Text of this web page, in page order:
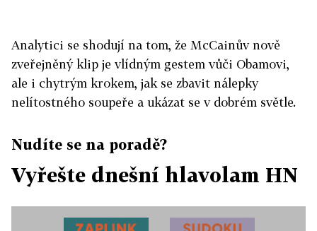
Analytici se shodují na tom, že McCainův nově
zveřejněný klip je vlídným gestem vůči Obamovi,
ale i chytrým krokem, jak se zbavit nálepky
nelítostného soupeře a ukázat se v dobrém světle.
Nudíte se na poradě?
Vyřešte dnešní hlavolam HN